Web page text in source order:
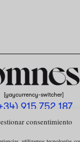
consentimiento
[yaycurrency-switcher]
915 752 187